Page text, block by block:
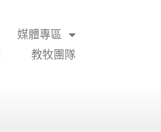
媒體專區
教牧團隊